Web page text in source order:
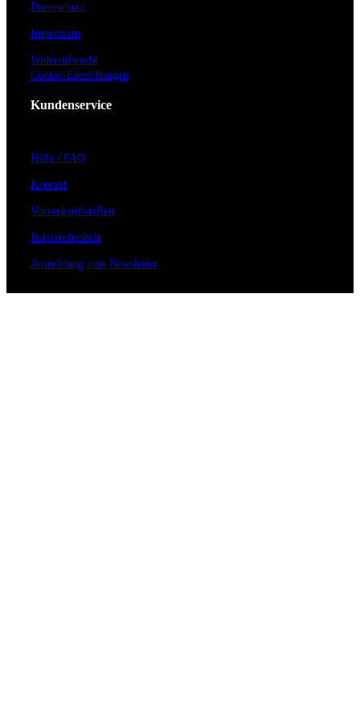
Datenschutz
Impressum
Widerrufsrecht
Cookie-Einstellungen
Kundenservice
Hilfe / FAQ
Kontakt
Vorverkaufsstellen
Barrierefreiheit
Anmeldung zum Newsletter